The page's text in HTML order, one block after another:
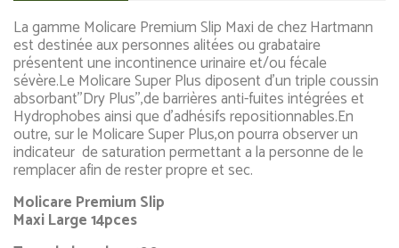
La gamme Molicare Premium Slip Maxi de chez Hartmann
est destinée aux personnes alitées ou grabataire
présentent une incontinence urinaire et/ou fécale
sévère.Le Molicare Super Plus diposent d'un triple coussin
absorbant''Dry Plus'',de barrières anti-fuites intégrées et
Hydrophobes ainsi que d'adhésifs repositionnables.En
outre, sur le Molicare Super Plus,on pourra observer un
indicateur de saturation permettant a la personne de le
remplacer afin de rester propre et sec.
Molicare Premium Slip
Maxi Large 14pces